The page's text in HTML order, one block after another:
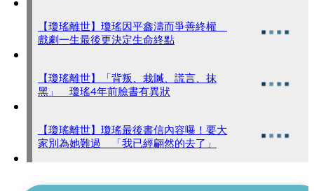
【瓊瑤離世】瓊瑤因平鑫濤而爭善終權
戲劇一生最後更決定生命終點
【瓊瑤離世】「背叛、栽贓、謊言、抹
黑」 瓊瑤4年前臉書有異狀
【瓊瑤離世】瓊瑤最後書信內容曝！要大
家別為她難過 「我已經翩然的去了」